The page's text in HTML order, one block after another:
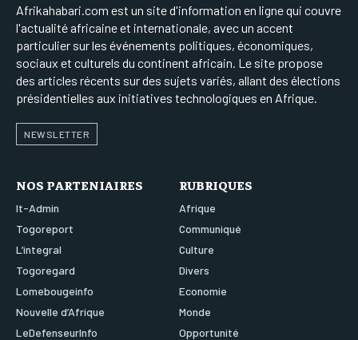
Afrikahabari.com est un site d'information en ligne qui couvre
l'actualité africaine et internationale, avec un accent
particulier sur les événements politiques, économiques,
sociaux et culturels du continent africain. Le site propose
des articles récents sur des sujets variés, allant des élections
présidentielles aux initiatives technologiques en Afrique.
NEWSLETTER
NOS PARTENIAIRES
It-Admin
Togoreport
L’integral
Togoregard
Lomebougeinfo
Nouvelle d’Afrique
LeDefenseurInfo
RUBRIQUES
Afrique
Communiqué
Culture
Divers
Economie
Monde
Opportunité